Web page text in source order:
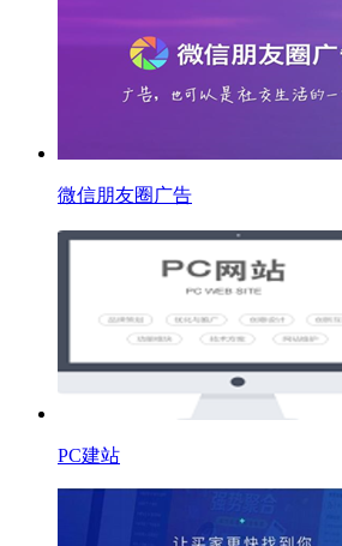
微信朋友圈广告
PC建站